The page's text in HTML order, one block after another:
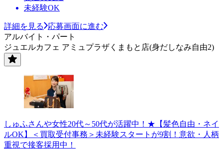
未経験OK
詳細を見る
応募画面に進む
アルバイト・パート
ジュエルカフェ アミュプラザくまもと店(身だしなみ自由2)
しゅふさんや女性20代～50代が活躍中！★【髪色自由・ネイ
ルOK】＜買取受付事務＞未経験スタートが9割！意欲・人柄
重視で接客採用中！